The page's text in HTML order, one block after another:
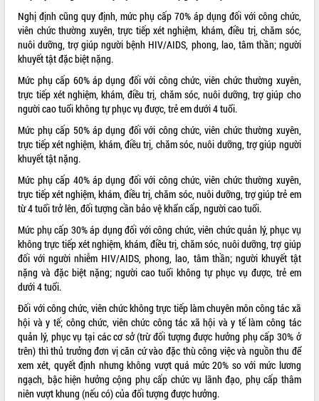
Nghị định cũng quy định, mức phụ cấp 70% áp dụng đối với công chức,
viên chức thường xuyên, trực tiếp xét nghiệm, khám, điều trị, chăm sóc,
nuôi dưỡng, trợ giúp người bệnh HIV/AIDS, phong, lao, tâm thần; người
khuyết tật đặc biệt nặng.
Mức phụ cấp 60% áp dụng đối với công chức, viên chức thường xuyên,
trực tiếp xét nghiệm, khám, điều trị, chăm sóc, nuôi dưỡng, trợ giúp cho
người cao tuổi không tự phục vụ được, trẻ em dưới 4 tuổi.
Mức phụ cấp 50% áp dụng đối với công chức, viên chức thường xuyên,
trực tiếp xét nghiệm, khám, điều trị, chăm sóc, nuôi dưỡng, trợ giúp người
khuyết tật nặng.
Mức phụ cấp 40% áp dụng đối với công chức, viên chức thường xuyên,
trực tiếp xét nghiệm, khám, điều trị, chăm sóc, nuôi dưỡng, trợ giúp trẻ em
từ 4 tuổi trở lên, đối tượng cần bảo vệ khẩn cấp, người cao tuổi.
Mức phụ cấp 30% áp dụng đối với công chức, viên chức quản lý, phục vụ
không trực tiếp xét nghiệm, khám, điều trị, chăm sóc, nuôi dưỡng, trợ giúp
đối với người nhiễm HIV/AIDS, phong, lao, tâm thần; người khuyết tật
nặng và đặc biệt nặng; người cao tuổi không tự phục vụ được, trẻ em
dưới 4 tuổi.
Đối với công chức, viên chức không trực tiếp làm chuyên môn công tác xã
hội và y tế; công chức, viên chức công tác xã hội và y tế làm công tác
quản lý, phục vụ tại các cơ sở (trừ đối tượng được hưởng phụ cấp 30% ở
trên) thì thủ trưởng đơn vị căn cứ vào đặc thù công việc và nguồn thu để
xem xét, quyết định nhưng không vượt quá mức 20% so với mức lương
ngạch, bậc hiện hưởng cộng phụ cấp chức vụ lãnh đạo, phụ cấp thâm
niên vượt khung (nếu có) của đối tượng được hưởng.